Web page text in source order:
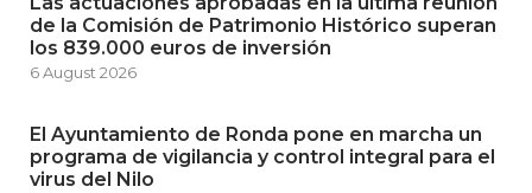
de la Comisión de Patrimonio Histórico superan
los 839.000 euros de inversión
6 August 2026
El Ayuntamiento de Ronda pone en marcha un
programa de vigilancia y control integral para el
virus del Nilo